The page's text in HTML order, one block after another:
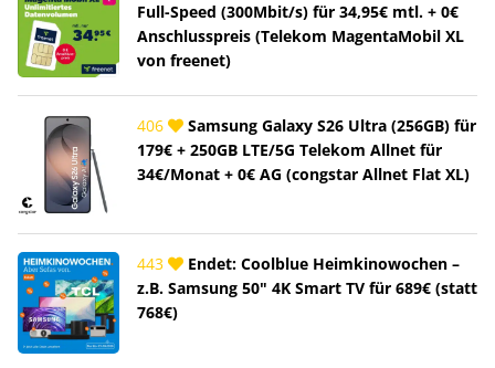
Full-Speed (300Mbit/s) für 34,95€ mtl. + 0€
Anschlusspreis (Telekom MagentaMobil XL
von freenet)
406
Samsung Galaxy S26 Ultra (256GB) für
179€ + 250GB LTE/5G Telekom Allnet für
34€/Monat + 0€ AG (congstar Allnet Flat XL)
443
Endet: Coolblue Heimkinowochen –
z.B. Samsung 50" 4K Smart TV für 689€ (statt
768€)